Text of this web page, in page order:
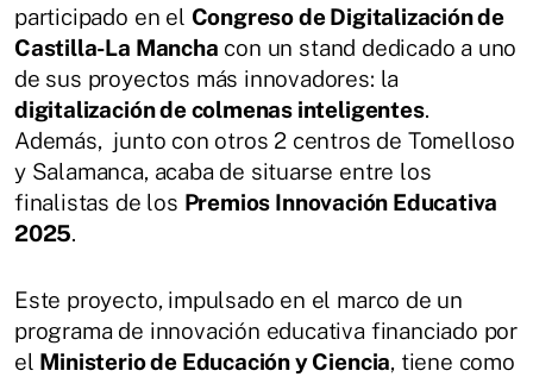
participado en el Congreso de Digitalización de
Castilla-La Mancha con un stand dedicado a uno
de sus proyectos más innovadores: la
digitalización de colmenas inteligentes.
Además, junto con otros 2 centros de Tomelloso
y Salamanca, acaba de situarse entre los
finalistas de los Premios Innovación Educativa
2025.
Este proyecto, impulsado en el marco de un
programa de innovación educativa financiado por
el Ministerio de Educación y Ciencia, tiene como